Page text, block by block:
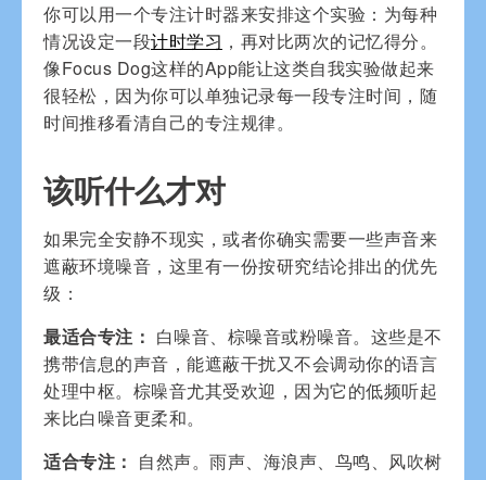
你可以用一个专注计时器来安排这个实验：为每种
情况设定一段计时学习 ，再对比两次的记忆得分。
像Focus Dog这样的App能让这类自我实验做起来
很轻松，因为你可以单独记录每一段专注时间，随
时间推移看清自己的专注规律。
该听什么才对
如果完全安静不现实，或者你确实需要一些声音来
遮蔽环境噪音，这里有一份按研究结论排出的优先
级：
最适合专注： 白噪音、棕噪音或粉噪音。这些是不
携带信息的声音，能遮蔽干扰又不会调动你的语言
处理中枢。棕噪音尤其受欢迎，因为它的低频听起
来比白噪音更柔和。
适合专注： 自然声。雨声、海浪声、鸟鸣、风吹树